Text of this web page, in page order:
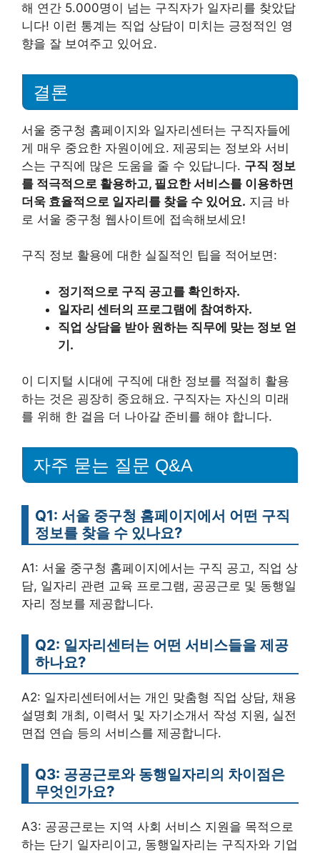
해 연간 5.000명이 넘는 구직자가 일자리를 찾았답
니다! 이런 통계는 직업 상담이 미치는 긍정적인 영
향을 잘 보여주고 있어요.
결론
서울 중구청 홈페이지와 일자리센터는 구직자들에
게 매우 중요한 자원이에요. 제공되는 정보와 서비
스는 구직에 많은 도움을 줄 수 있답니다. 구직 정보
를 적극적으로 활용하고, 필요한 서비스를 이용하면
더욱 효율적으로 일자리를 찾을 수 있어요. 지금 바
로 서울 중구청 웹사이트에 접속해보세요!
구직 정보 활용에 대한 실질적인 팁을 적어보면:
정기적으로 구직 공고를 확인하자.
일자리 센터의 프로그램에 참여하자.
직업 상담을 받아 원하는 직무에 맞는 정보 얻
기.
이 디지털 시대에 구직에 대한 정보를 적절히 활용
하는 것은 굉장히 중요해요. 구직자는 자신의 미래
를 위해 한 걸음 더 나아갈 준비를 해야 합니다.
자주 묻는 질문 Q&A
Q1: 서울 중구청 홈페이지에서 어떤 구직
정보를 찾을 수 있나요?
A1: 서울 중구청 홈페이지에서는 구직 공고, 직업 상
담, 일자리 관련 교육 프로그램, 공공근로 및 동행일
자리 정보를 제공합니다.
Q2: 일자리센터는 어떤 서비스들을 제공
하나요?
A2: 일자리센터에서는 개인 맞춤형 직업 상담, 채용
설명회 개최, 이력서 및 자기소개서 작성 지원, 실전
면접 연습 등의 서비스를 제공합니다.
Q3: 공공근로와 동행일자리의 차이점은
무엇인가요?
A3: 공공근로는 지역 사회 서비스 지원을 목적으로
하는 단기 일자리이고, 동행일자리는 구직자와 기업